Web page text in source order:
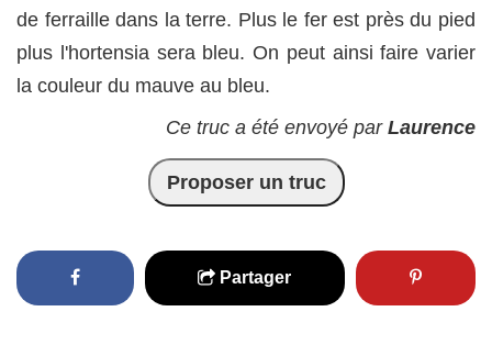
de ferraille dans la terre. Plus le fer est près du pied
plus l'hortensia sera bleu. On peut ainsi faire varier
la couleur du mauve au bleu.
Ce truc a été envoyé par Laurence
Proposer un truc
Partager